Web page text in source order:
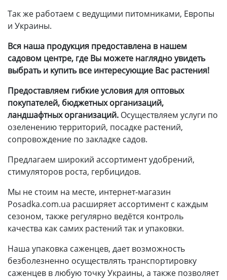
Так же работаем с ведущими питомниками, Европы
и Украины.
Вся наша продукция предоставлена в нашем
садовом центре, где Вы можете наглядно увидеть
выбрать и купить все интересующие Вас растения!
Предоставляем гибкие условия для оптовых
покупателей, бюджетных организаций,
ландшафтных организаций. Осуществляем услуги по
озеленению территорий, посадке растений,
сопровождение по закладке садов.
Предлагаем широкий ассортимент удобрений,
стимуляторов роста, гербицидов.
Мы не стоим на месте, интернет-магазин
Posadka.com.ua расширяет ассортимент с каждым
сезоном, также регулярно ведётся контроль
качества как самих растений так и упаковки.
Наша упаковка саженцев, дает возможность
безболезненно осуществлять транспортировку
саженцев в любую точку Украины, а также позволяет